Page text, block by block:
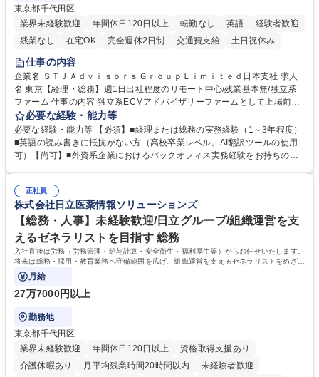
東京都千代田区
業界未経験歓迎
年間休日120日以上 転勤なし 英語
経験者歓迎
残業なし
在宅OK 完全週休2日制 交通費支給 土日祝休み
仕事の内容
企業名 ＳＴＪＡｄｖｉｓｏｒｓＧｒｏｕｐＬｉｍｉｔｅｄ日本支社 求人
名 東京【経理・総務】週1日出社程度のリモート中心/残業基本無/独立系
ファーム 仕事の内容 独立系ECMアドバイザリーファームとして上場前後
の資本市場戦略を設計する当社にて経理・総務をお任せします。基礎的な
バックオフィス業務からスタートし組織を支える専任担当として広く活躍
できる環境です。 ■日常経理、月次および年次決算サポート業務 ■本国
（グローバル）との英文メール対応（AI翻訳ツール等を使用しての対応で
業務をお任せします。残業も基本的には発生せず、ご自身のペースで業務
を進めやすく定着率の高い環境です。 募集職種 東京【経理・総務】週1日
出社程度のリモート中心/残業基本無/独立系ファーム
必要な経験・能力等
必要な経験・能力等 【必須】■経理または総務の実務経験（1～3年程度）
■英語の読み書きに抵抗がない方（高校卒業レベル。AI翻訳ツールの使用
可）【尚可】■外資系企業におけるバックオフィス実務経験をお持ちの方
【働き方について】現在は週4日程度の在宅勤務を実施しており、ワーク
ライフバランスを重視する方に最適な環境です（フルリモートも面接で相
談可）。【求める人物像】幅広いバックオフィス業務に柔軟に対応でき、
社内外と円滑にコミュニケーションを取りながら業務を推進できる方 学
歴・資格 学歴：大学院 大学 高専 短大 専修学校 高校 語学力： 資格：
正社員
株式会社日立医薬情報ソリューションズ
【総務・人事】未経験歓迎/日立グループ/組織運営を支
えるゼネラリストを目指す 総務
入社直後は労務（労務管理・給与計算・安全衛生・福利厚生等）からお任せいたします。
将来は総務・採用・教育業務へ守備範囲を広げ、組織運営を支えるゼネラリストをめざせ
ます。
月給
27万7000円以上
勤務地
東京都千代田区
業界未経験歓迎
年間休日120日以上
資格取得支援あり
介護休暇あり
月平均残業時間20時間以内
未経験者歓迎